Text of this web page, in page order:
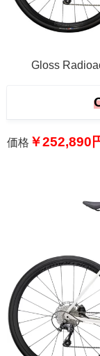
Gloss
価格 ￥252,890